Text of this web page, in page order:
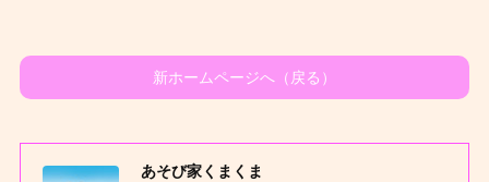
新ホームページへ（戻る）
あそび家くまくま